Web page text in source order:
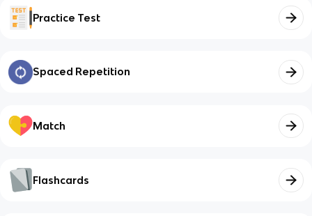
Practice Test
Spaced Repetition
Match
Flashcards